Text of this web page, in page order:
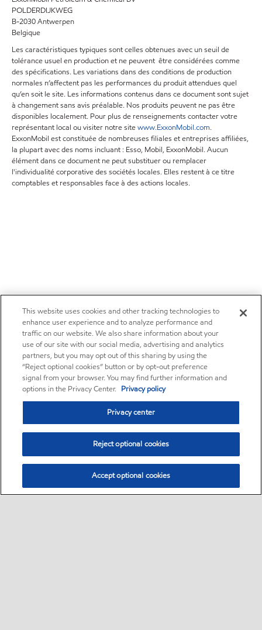
POLDERDIJKWEG
B-2030 Antwerpen
Belgique
Les caractéristiques typiques sont celles obtenues avec un seuil de
tolérance usuel en production et ne peuvent être considérées comme
des spécifications. Les variations dans des conditions de production
normales n’affectent pas les performances du produit attendues quel
qu’en soit le site. Les informations contenus dans ce document sont sujet
à changement sans avis préalable. Nos produits peuvent ne pas être
disponibles localement. Pour plus de renseignements contacter votre
représentant local ou visiter notre sitewww.ExxonMobil.com.
ExxonMobil est constituée de nombreuses filiales et entreprises affiliées,
la plupart avec des noms incluant : Esso, Mobil, ExxonMobil. Aucun
élément dans ce document ne peut substituer ou remplacer
l'individualité corporative des sociétés locales. Elles restent à ce titre
comptables et responsables face à des actions locales.
This website uses cookies and other tracking technologies to
enhance user experience and to analyze performance and
traffic on our website. We also share information about your
use of our site with our social media, advertising and analytics
partners, but you may opt out of this sharing by using the
“Reject optional cookies” button or by opt-out preference
signal from your browser. You may find further information and
options in the Privacy Center. Privacy policy
Privacy center
Reject optional cookies
Accept optional cookies